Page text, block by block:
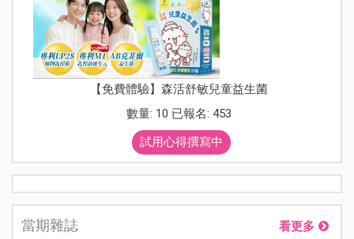
【免費體驗】森活舒敏兒童益生菌
數量: 10 已報名: 453
試用心得撰寫中
當期雜誌 看更多